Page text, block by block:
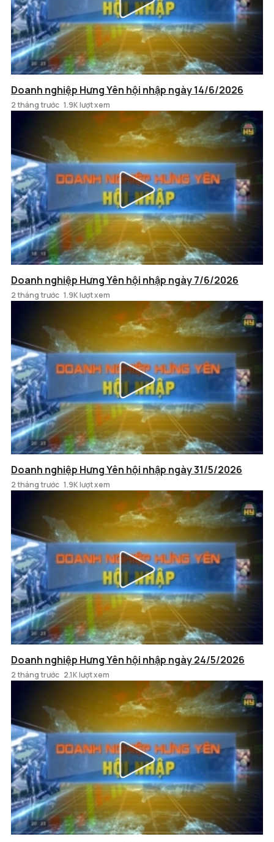
Doanh nghiệp Hưng Yên hội nhập ngày 14/6/2026
2 tháng trước 1.9K lượt xem
Doanh nghiệp Hưng Yên hội nhập ngày 7/6/2026
2 tháng trước 1.9K lượt xem
Doanh nghiệp Hưng Yên hội nhập ngày 31/5/2026
2 tháng trước 1.9K lượt xem
Doanh nghiệp Hưng Yên hội nhập ngày 24/5/2026
2 tháng trước 2.1K lượt xem